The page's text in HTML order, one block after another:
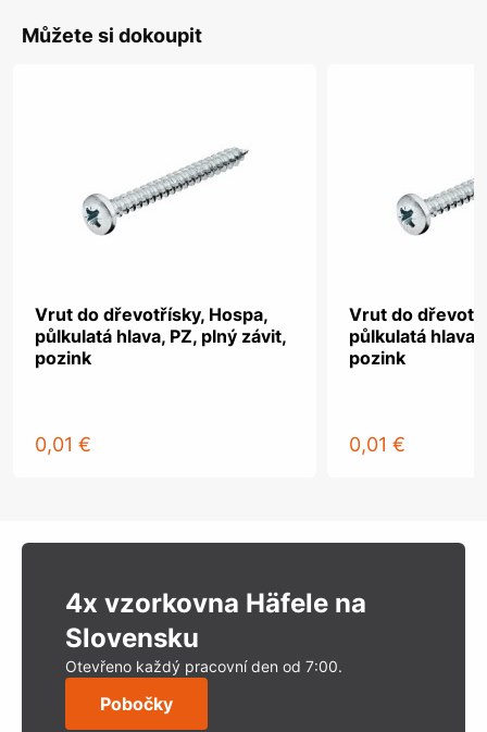
Můžete si dokoupit
Vrut do dřevotřísky, Hospa,
půlkulatá hlava, PZ, plný závit,
pozink
0,01 €
Vrut do
půlkulatá hlava,
pozink
0,01 €
4x vzorkovna Häfele na
Slovensku
Otevřeno každý pracovní den od 7:00.
Pobočky